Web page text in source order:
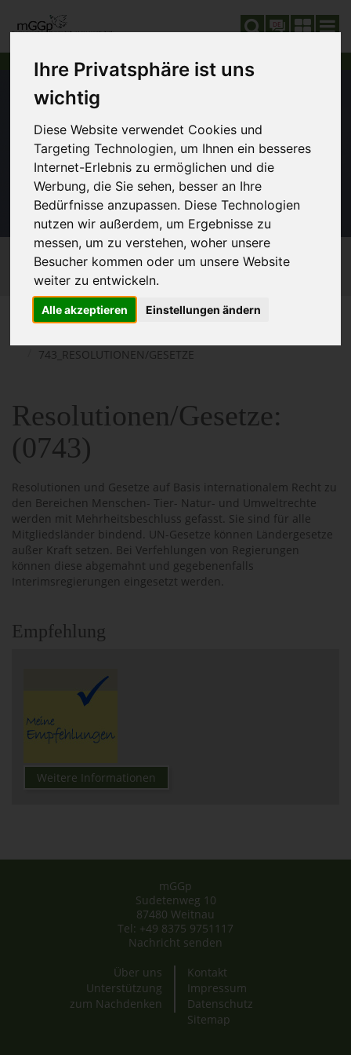
Ihre Privatsphäre ist uns
wichtig
Diese Website verwendet Cookies und
Targeting Technologien, um Ihnen ein besseres
Internet-Erlebnis zu ermöglichen und die
Werbung, die Sie sehen, besser an Ihre
Bedürfnisse anzupassen. Diese Technologien
nutzen wir außerdem, um Ergebnisse zu
messen, um zu verstehen, woher unsere
Besucher kommen oder um unsere Website
weiter zu entwickeln.
Alle akzeptieren Einstellungen ändern
DE
SIE SIND HIER: GLOBALISIERUNG
743_RESOLUTIONEN/GESETZE
Resolutionen/Gesetze:
(0743)
Resolutionen und Gesetze auf Basis internationalem Recht zu
den Bereichen Menschen- Tier- Natur- und Umweltrechte
werden mit Mehrheitsbeschluss gefasst. Sie sind für alle
Mitgliedsländer bindend. UN-Gesetze können Ländergesetze
außer Kraft setzen. Bei Verfehlungen von Regierungen
können diese abgemahnt und gegebenenfalls
Interimsregierungen eingesetzt werden.
Empfehlung
Weitere Informationen
mGGp
Sudetenweg 10
87480 Weitnau
Tel: +49 8375 9751117
Nachricht senden
Über uns
Unterstützung
zum Nachdenken
Kontakt
Impressum
Datenschutz
Sitemap